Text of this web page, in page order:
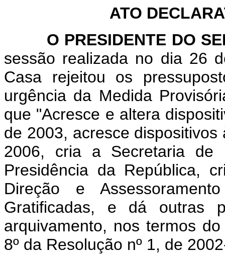
ATO
O PRESIDENTE DO
sessão realizada no dia 26
Casa rejeitou os
urgência da Medida
que "Acresce e altera
de 2003, acresce
2006, cria a Secretaria de
Presidência da República,
Direção e
Gratificadas, e dá outras
arquivamento, nos termos
8º da Resolução nº 1, de